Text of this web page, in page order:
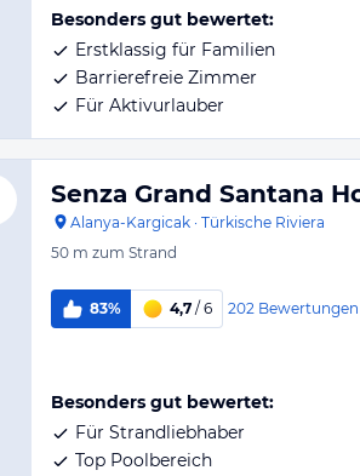
Besonders gut bewertet:
Erstklassig für Familien
Barrierefreie Zimmer
Für Aktivurlauber
Senza Grand Santana
Alanya-Kargicak · Türkische Riviera
50 m zum Strand
83% 4,7 / 6 202 Bewertungen
Besonders gut bewertet:
Für Strandliebhaber
Top Poolbereich